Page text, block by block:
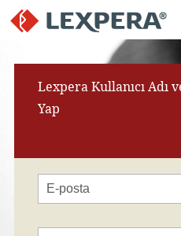
Lexpera Kullanıcı Adı
Yap